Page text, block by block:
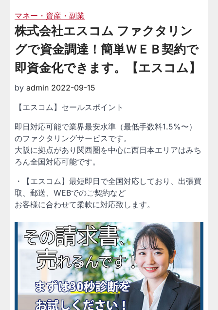
マネー・資産・副業
株式会社エスコム ファクタリン
グで資金調達！簡単ＷＥＢ契約で
即資金化できます。【エスコム】
by admin 2022-09-15
【エスコム】セールスポイント
即日対応可能で業界最安水準（最低手数料1.5%〜）
のファクタリングサービスです。
大阪に拠点があり関西圏を中心に西日本エリアはみち
ろん全国対応可能です。
・【エスコム】最短即日で全国対応しており、出張買
取、郵送、WEBでのご契約など
お客様に合わせて柔軟に対応致します。